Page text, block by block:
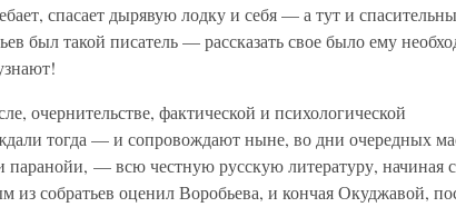
спасает дырявую лодку и себя — а тут и
был такой писатель — рассказать свое было ему
очернительстве, фактической и психологической
тогда — и сопровождают ныне, во дни очередных
паранойи, — всю честную русскую литературу, начиная с
из собратьев оценил Воробьева, и кончая Окуджавой,